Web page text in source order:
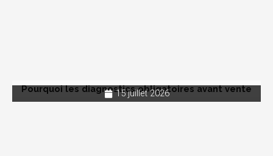
Pourquoi les diagnostics obligatoires avant vente
15 juillet 2026